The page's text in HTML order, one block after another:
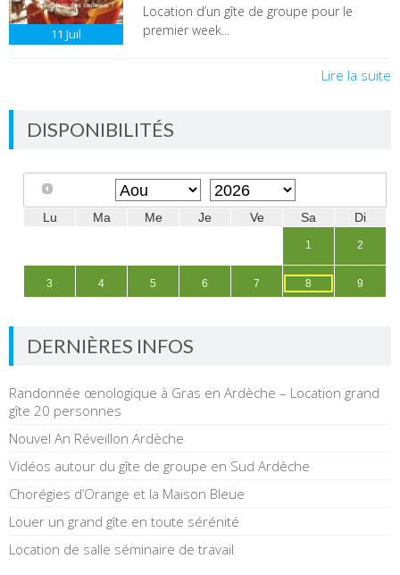
11 Juil
Location d’un gîte de groupe pour le
premier week...
Lire la suite
DISPONIBILITÉS
DERNIÈRES INFOS
Randonnée œnologique à Gras en Ardèche – Location grand
gîte 20 personnes
Nouvel An Réveillon Ardèche
Vidéos autour du gîte de groupe en Sud Ardèche
Chorégies d’Orange et la Maison Bleue
Louer un grand gîte en toute sérénité
Location de salle séminaire de travail